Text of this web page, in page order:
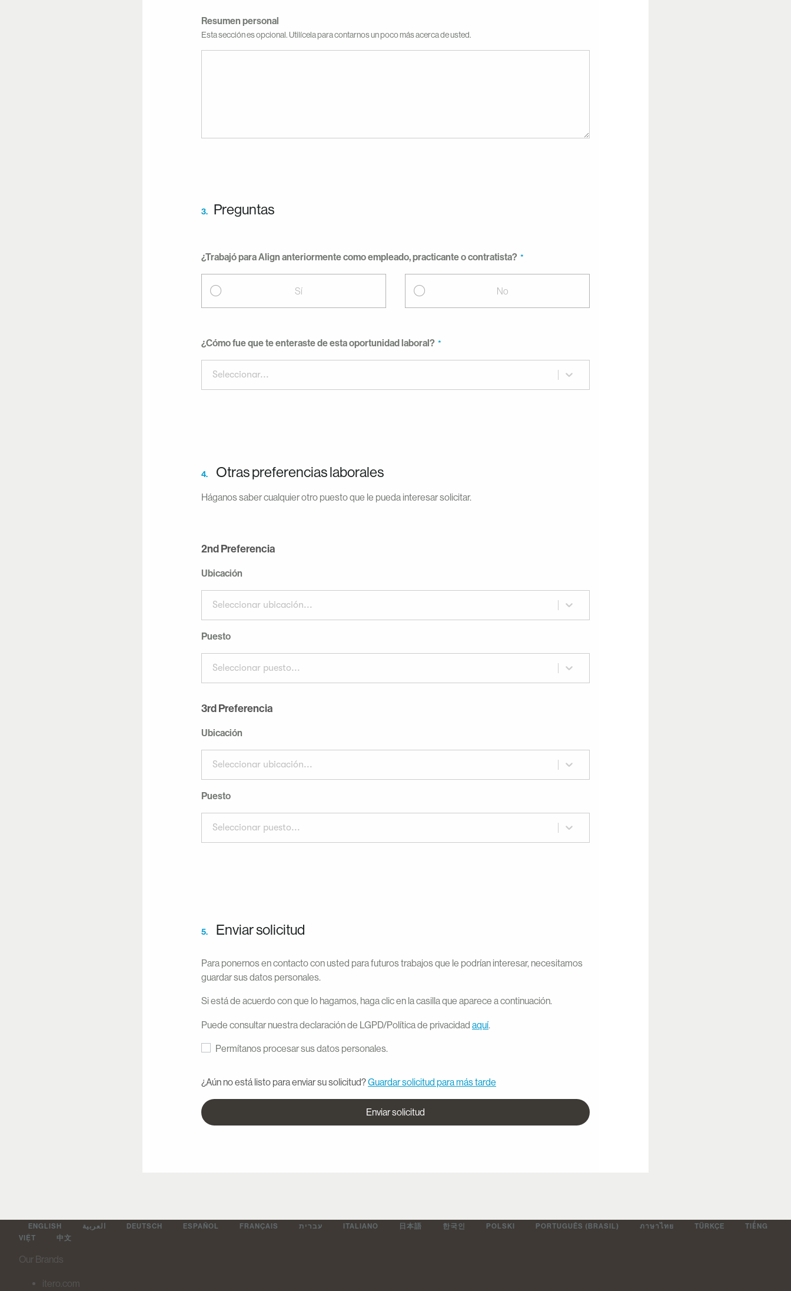
Resumen personal
Esta sección es opcional. Utilícela para contarnos un poco más acerca de usted.
3. Preguntas
¿Trabajó para Align anteriormente como empleado, practicante o contratista?
Sí No
¿Cómo fue que te enteraste de esta oportunidad laboral?
Seleccionar...
4. Otras preferencias laborales
Háganos saber cualquier otro puesto que le pueda interesar solicitar.
2nd Preferencia
Ubicación
Seleccionar ubicación...
Puesto
Seleccionar puesto...
3rd Preferencia
Ubicación
Seleccionar ubicación...
Puesto
Seleccionar puesto...
5. Enviar solicitud
Para ponernos en contacto con usted para futuros trabajos que le podrían interesar, necesitamos
guardar sus datos personales.
Si está de acuerdo con que lo hagamos, haga clic en la casilla que aparece a continuación.
Puede consultar nuestra declaración de LGPD/Política de privacidad aquí.
Permítanos procesar sus datos personales.
¿Aún no está listo para enviar su solicitud?Guardar solicitud para más tarde
Enviar solicitud
ENGLISH العربية DEUTSCH ESPAÑOL FRANÇAIS עברית ITALIANO 日本語 한국인 POLSKI PORTUGUÊS (BRASIL) ภาษาไทย TÜRKÇE
TIẾNG
VIỆT
中文
Our Brands
itero.com